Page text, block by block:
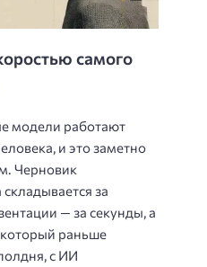
самого
модели работают
и это заметно
Черновик
за
— за секунды, а
раньше
с ИИ